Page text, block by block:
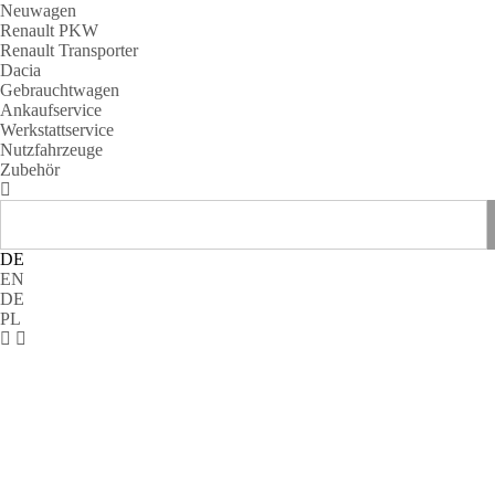
Neuwagen
Renault PKW
Renault Transporter
Dacia
Gebrauchtwagen
Ankaufservice
Werkstattservice
Nutzfahrzeuge
Zubehör
DE
EN
DE
PL